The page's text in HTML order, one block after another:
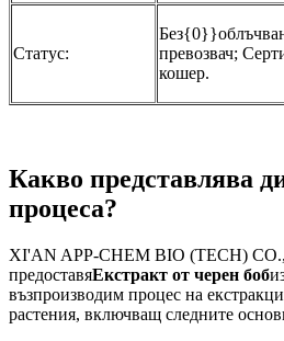
Статус:
превозвач;
кошер.
Какво представлява
процеса?
XI'AN APP-CHEM BIO (TECH)
предоставяЕкстракт от черен боб
възпроизводим процес на
растения, включващ следните